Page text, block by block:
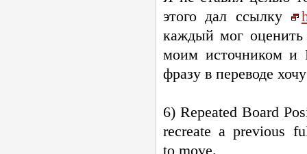
этого дал ссылку
каждый мог оценить
моим источником и
фразу в переводе
6) Repeated Board
recreate a previous
to move.